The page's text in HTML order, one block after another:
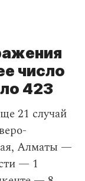
число
423
21 случай
Алматы —
— 1